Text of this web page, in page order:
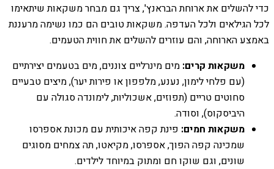
כדי להשלים את ארוחת הבראנץ', צריך גם מבחר משקאות שיתאימו
לכל הגילאים ולכל העדפה. משקאות טובים הם כמו נשימה מרעננת
באמצע הארוחה, והם עוזרים להשלים את חווית הטעמים.
משקאות קרים: מים מינרליים צוננים, מים בטעמים יצירתיים
(עם פלחי לימון, נענע, מלפפון או פירות יער), מיצים טבעיים
סחוטים טריים (תפוזים, אשכוליות, לימונדה סגולה עם
היביסקוס), וסודה.
משקאות חמים: פינת קפה איכותית עם מכונת אספרסו
שמכינה קפה הפוך, אספרסו, מקיאטו, תה צמחים מסוגים
שונים, וגם שוקו חם ומתוק במיוחד לילדים.